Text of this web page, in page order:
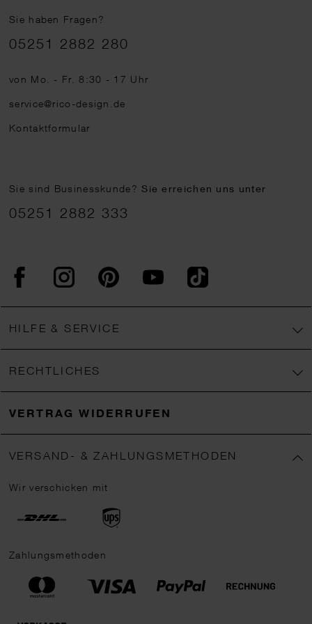
Sie haben Fragen?
Telefonnummer
05251 2882 280
von Mo. - Fr. 8:30 - 17 Uhr
service@rico-design.de
Kontaktformular
Sie sind Businesskunde?Sie erreichen uns unter
05251 2882 333
FacebookInstagram PinterestYouTubeTikTok
HILFE & SERVICE
RECHTLICHES
VERTRAG WIDERRUFEN
VERSAND- & ZAHLUNGSMETHODEN
Wir verschicken mit
Zahlungsmethoden